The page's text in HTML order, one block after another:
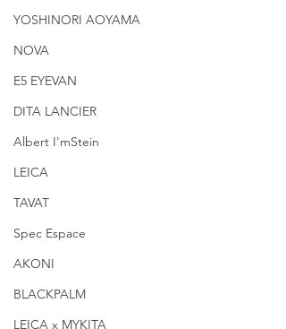
YOSHINORI AOYAMA
NOVA
E5 EYEVAN
DITA LANCIER
Albert I'mStein
LEICA
TAVAT
Spec Espace
AKONI
BLACKPALM
LEICA x MYKITA